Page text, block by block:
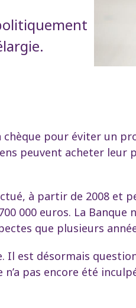
pour éviter un
peuvent acheter leur
à partir de 2008 et
000 euros. La Banque
que plusieurs
Il est désormais
pas encore été